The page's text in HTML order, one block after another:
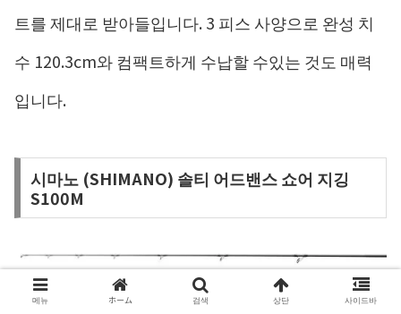
트를 제대로 받아들입니다. 3 피스 사양으로 완성 치
수 120.3cm와 컴팩트하게 수납할 수있는 것도 매력
입니다.
시마노 (SHIMANO) 솔티 어드밴스 쇼어 지깅
S100M
메뉴 ホーム 검색 상단 사이드바